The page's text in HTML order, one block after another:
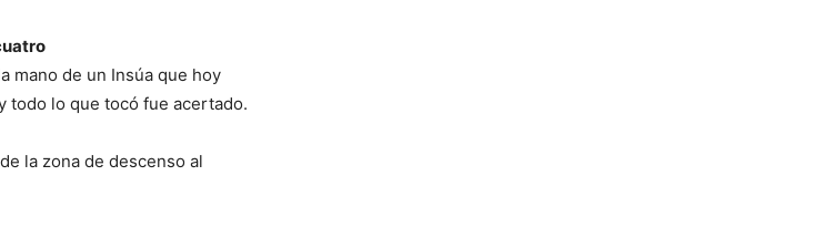
mano de un Insúa que hoy
todo lo que tocó fue acertado.
la zona de descenso al